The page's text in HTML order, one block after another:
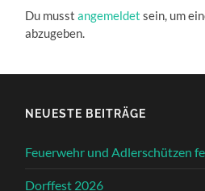
Du musstangemeldet sein, um
abzugeben.
NEUESTE BEITRÄGE
Feuerwehr und Adlerschützen
Dorffest 2026